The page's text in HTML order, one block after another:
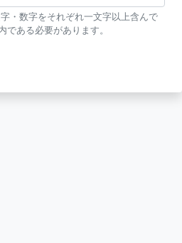
・数字をそれぞれ一文字以上含んで
である必要があります。